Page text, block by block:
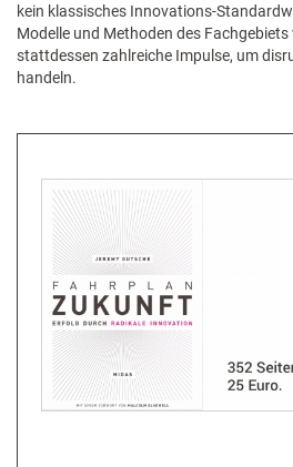
kein klassisches Innovations-
Modelle und Methoden des
stattdessen zahlreiche Impulse, um
handeln.